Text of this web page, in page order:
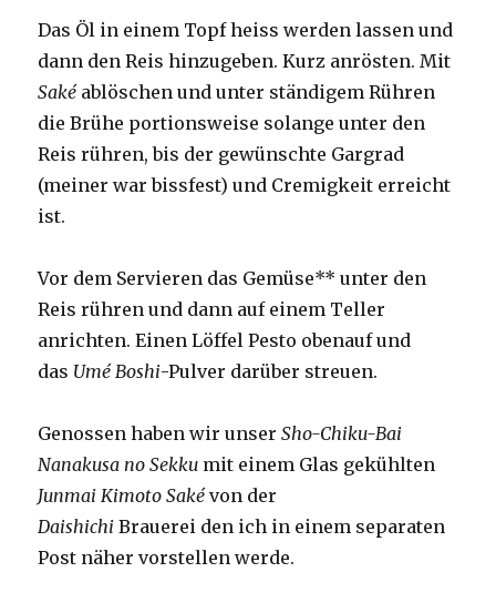
Das Öl in einem Topf heiss werden lassen und
dann den Reis hinzugeben. Kurz anrösten. Mit
Sakéablöschen und unter ständigem Rühren
die Brühe portionsweise solange unter den
Reis rühren, bis der gewünschte Gargrad
(meiner war bissfest) und Cremigkeit erreicht
ist.
Vor dem Servieren das Gemüse** unter den
Reis rühren und dann auf einem Teller
anrichten. Einen Löffel Pesto obenauf und
das Umé Boshi-Pulver darüber streuen.
Genossen haben wir unserSho-Chiku-Bai
Nanakusa no Sekku mit einem Glas gekühlten
Junmai Kimoto Sakévon der
Daishichi Brauerei den ich in einem separaten
Post näher vorstellen werde.